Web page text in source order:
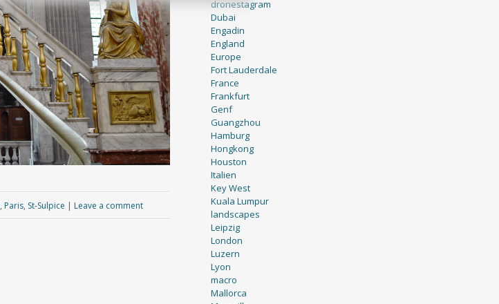
, Paris, St-Sulpice | Leave a comment
dronestagram
Dubai
Engadin
England
Europe
Fort Lauderdale
France
Frankfurt
Genf
Guangzhou
Hamburg
Hongkong
Houston
Italien
Key West
Kuala Lumpur
landscapes
Leipzig
London
Luzern
Lyon
macro
Mallorca